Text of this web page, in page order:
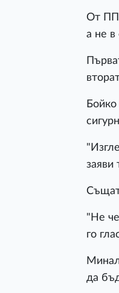
От ПП
а не в
заяви
"Не
го
да